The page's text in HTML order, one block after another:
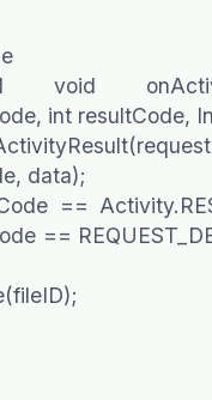
void
int resultCode,
data);
==
==